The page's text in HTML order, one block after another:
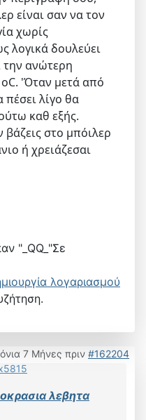
είναι σαν να τον
χωρίς
λογικά δουλεύει
την ανώτερη
'Όταν μετά από
λίγο θα
καθ εξής.
στο μπόιλερ
ή χρειάζεσαι
"_QQ_"Σε
λογαριασμού
7 Μήνες πριν #162204
λεβητα